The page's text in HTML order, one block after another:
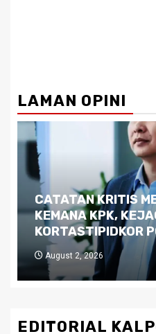
LAMAN OPINI
Dilema Kaltim di
Kutukan Sumber
Pemimpin yang
July 29, 2026
EDITORIAL